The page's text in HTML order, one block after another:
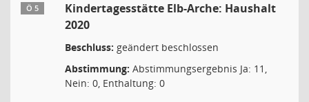
Ö 5
Kindertagesstätte Elb-Arche: Haushalt
2020
Beschluss: geändert beschlossen
Abstimmung: Abstimmungsergebnis Ja: 11,
Nein: 0, Enthaltung: 0